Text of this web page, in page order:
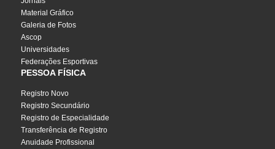
Material Gráfico
Galeria de Fotos
Ascop
Universidades
Federações Esportivas
PESSOA FÍSICA
Registro Novo
Registro Secundário
Registro de Especialidade
Transferência de Registro
Anuidade Profissional